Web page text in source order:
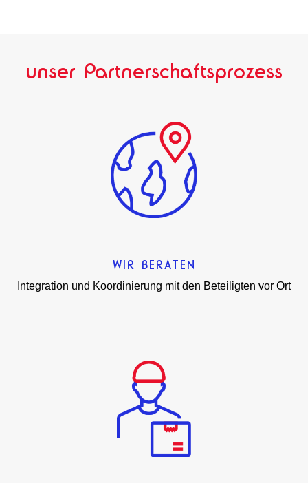
unser Partnerschaftsprozess
WIR BERATEN
Integration und Koordinierung mit den Beteiligten vor Ort